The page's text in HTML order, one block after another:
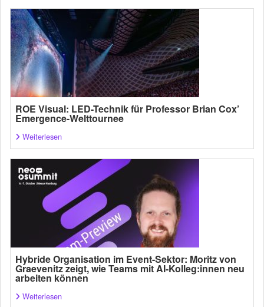
ROE Visual: LED-Technik für Professor Brian Cox’
Emergence-Welttournee
Weiterlesen
Hybride Organisation im Event-Sektor: Moritz von
Graevenitz zeigt, wie Teams mit AI-Kolleg:innen neu
arbeiten können
Weiterlesen